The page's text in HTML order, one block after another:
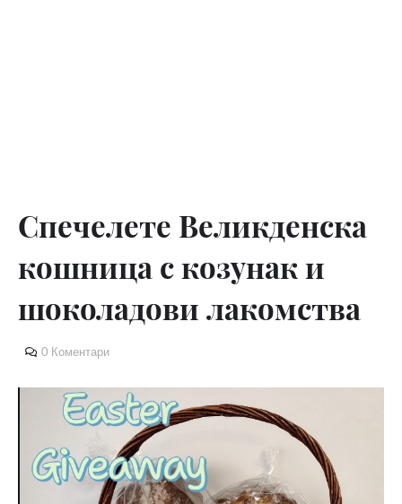
Спечелете Великденска
кошница с козунак и
шоколадови лакомства
0 Коментари